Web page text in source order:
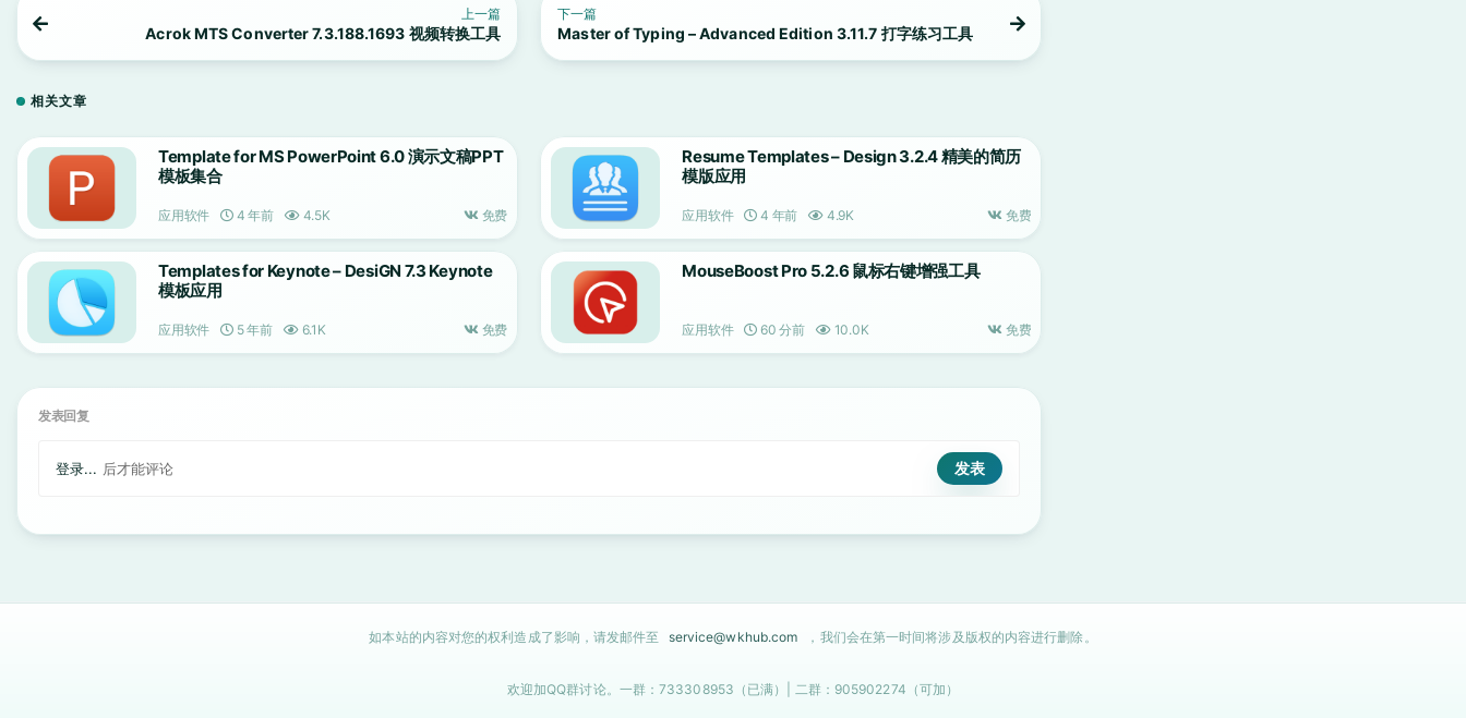
上一篇
Acrok MTS Converter 7.3.188.1693 视频转换工具
下一篇
Master of Typing – Advanced Edition 3.11.7 打字练习工具
相关文章
Template for MS PowerPoint 6.0 演示文稿PPT
模板集合
应用软件 4 年前 4.5K 免费
Resume Templates – Design 3.2.4 精美的简历
模版应用
应用软件 4 年前 4.9K 免费
Templates for Keynote – DesiGN 7.3 Keynote
模板应用
应用软件 5 年前 6.1K 免费
MouseBoost Pro 5.2.6 鼠标右键增强工具
应用软件 60 分前 10.0K 免费
发表回复
登录... 后才能评论
如本站的内容对您的权利造成了影响，请发邮件至 service@wkhub.com ，我们会在第一时间将涉及版权的内容进行删除。
欢迎加QQ群讨论。一群：733308953（已满）| 二群：905902274（可加）